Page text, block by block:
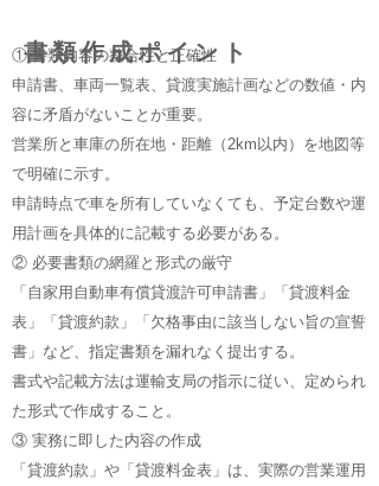
書類作成ポイント
① 書類内容の整合性と正確性
申請書、車両一覧表、貸渡実施計画などの数値・内
容に矛盾がないことが重要。
営業所と車庫の所在地・距離（2km以内）を地図等
で明確に示す。
申請時点で車を所有していなくても、予定台数や運
用計画を具体的に記載する必要がある。
② 必要書類の網羅と形式の厳守
「自家用自動車有償貸渡許可申請書」「貸渡料金
表」「貸渡約款」「欠格事由に該当しない旨の宣誓
書」など、指定書類を漏れなく提出する。
書式や記載方法は運輸支局の指示に従い、定められ
た形式で作成すること。
③ 実務に即した内容の作成
「貸渡約款」や「貸渡料金表」は、実際の営業運用